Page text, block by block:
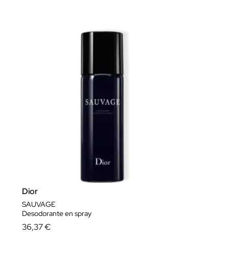
Dior
SAUVAGE
Desodorante en spray
36,37 €